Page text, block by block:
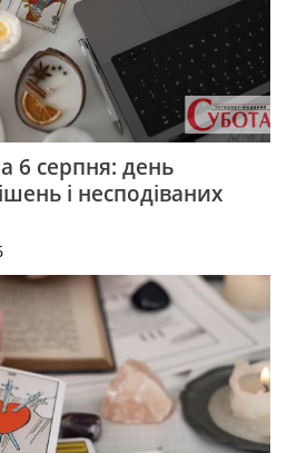
6 серпня: день
і несподіваних